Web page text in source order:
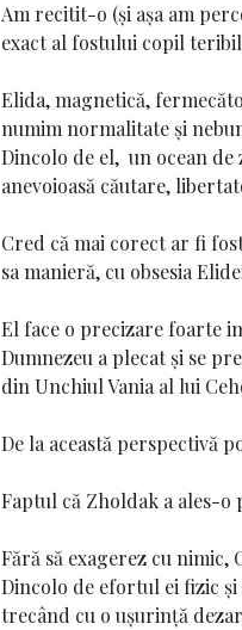
Am recitit-o (și așa am
exact al fostului copil
Elida, magnetică,
numim normalitate și
Dincolo de el, un ocean
anevoioasă căutare,
Cred că mai corect ar fi
sa manieră, cu obsesia
El face o precizare foarte
Dumnezeu a plecat și se
din Unchiul Vania al lui
De la această perspectivă
Faptul că Zholdak a ales-o
Fără să exagerez cu
Dincolo de efortul ei fizic
trecând cu o ușurință